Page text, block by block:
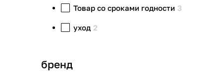
Товар со сроками годности 3
уход 2
бренд